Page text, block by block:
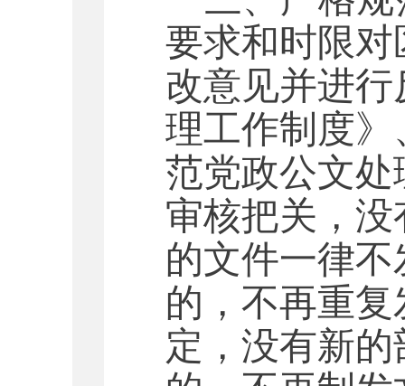
要求和时限
改意见并进
理工作制度
范党政公文
审核把关，
的文件一律
的，不再重
定，没有新